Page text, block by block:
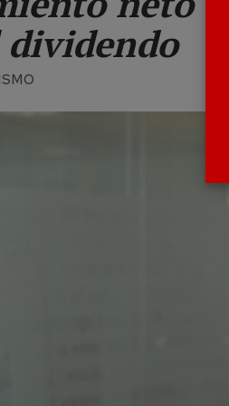
dividendo